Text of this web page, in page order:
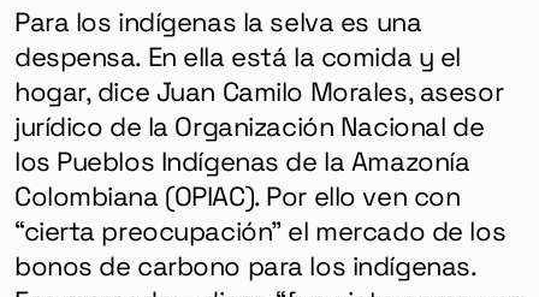
Para los indígenas la selva es una
despensa. En ella está la comida y el
hogar, dice Juan Camilo Morales, asesor
jurídico de la Organización Nacional de
los Pueblos Indígenas de la Amazonía
Colombiana (OPIAC). Por ello ven con
“cierta preocupación” el mercado de los
bonos de carbono para los indígenas.